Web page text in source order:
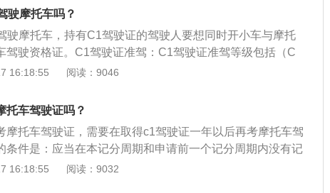
车；驾驶机动车时，应当随身携带机动车驾驶证。公安机关
任何单位或者个人，不得收缴、扣留机动车驾驶证。
驶摩托车吗？
驶摩托车，持有C1驾驶证的驾驶人要想同时开小车与摩托
驾驶资格证。C1驾驶证准驾：C1驾驶证准驾等级包括（C
）准驾小型、微型载客汽车以及轻型、微型载货汽车、轻、
驶常识等四项。摩托车驾驶证：摩托车驾驶证是E证，E证是
种，准驾车型是发动机排量大于50ml或者最大设计车速大于
托车、F驾驶证所准驾的车型。两轮摩托车是常见的摩托车
轮的摩托车，车的类型范围十分广泛。
16:18:55 阅读：9046
托车驾驶证吗？
摩托车驾驶证，需要在取得c1驾驶证一年以后再考摩托车驾
条件是：应当在本记分周期和申请前一个记分周期内没有记
驾照考试项目包括：起步、直越行驶、变更车道、通过路
16:18:55 阅读：9032